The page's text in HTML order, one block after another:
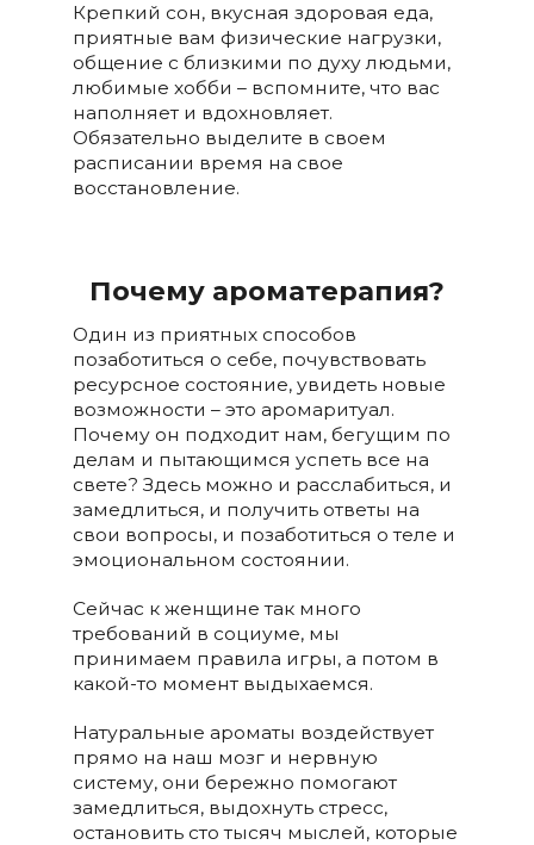
Крепкий сон, вкусная здоровая еда,
приятные вам физические нагрузки,
общение с близкими по духу людьми,
любимые хобби – вспомните, что вас
наполняет и вдохновляет.
Обязательно выделите в своем
расписании время на свое
восстановление.
Почему ароматерапия?
Один из приятных способов
позаботиться о себе, почувствовать
ресурсное состояние, увидеть новые
возможности – это аромаритуал.
Почему он подходит нам, бегущим по
делам и пытающимся успеть все на
свете? Здесь можно и расслабиться, и
замедлиться, и получить ответы на
свои вопросы, и позаботиться о теле и
эмоциональном состоянии.
Сейчас к женщине так много
требований в социуме, мы
принимаем правила игры, а потом в
какой-то момент выдыхаемся.
Натуральные ароматы воздействует
прямо на наш мозг и нервную
систему, они бережно помогают
замедлиться, выдохнуть стресс,
остановить сто тысяч мыслей, которые